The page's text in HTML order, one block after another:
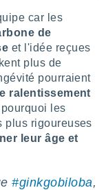
car les
de
et l'idée reçues
plus de
pourraient
ralentissement
les
plus rigoureuses
leur âge et
#ginkgobiloba,